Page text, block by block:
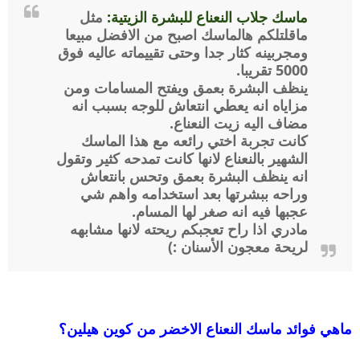
ماسك جلاب النعناع للبشرة الزيتية: مثل
ماقلتلكم هالماسك اصبح من الافضل مبيعا
ومجربينه كثار جدا وحتى تقييماته عاليه فوق
5000 تقريبا.
ينظف البشرة بعمق ويفتح المسامات ومن
مزاياه انه يعطي انتعاش للوجه بسبب انه
مضاف اليه زيت النعناع.
كانت تجربة اختي رائعه مع هذا الماسك
الشهير بالنعناع لانها كانت تمدحه كثير وتقول
انه ينظف البشرة بعمق وتحس بانتعاش
وراحه ببشرتها بعد استخدامه واهم شي
عجبها فيه انه صغر لها المسام.
مادري اذا راح تعجبكم ريحته لانها مشابهه
لريحة معجون الأسنان :)
ماهي فوائد ماسك النعناع الاخضر من كوين هيلين؟